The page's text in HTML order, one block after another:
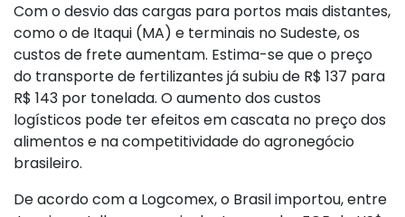
Com o desvio das cargas para portos mais distantes,
como o de Itaqui (MA) e terminais no Sudeste, os
custos de frete aumentam. Estima-se que o preço
do transporte de fertilizantes já subiu de R$ 137 para
R$ 143 por tonelada. O aumento dos custos
logísticos pode ter efeitos em cascata no preço dos
alimentos e na competitividade do agronegócio
brasileiro.
De acordo com a Logcomex, o Brasil importou, entre